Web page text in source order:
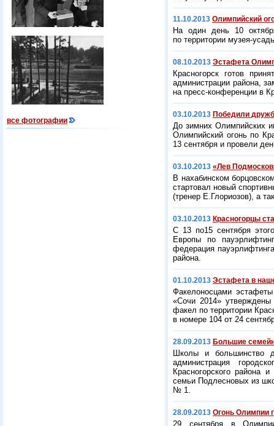
все фотографии
11.10.2013 Олимпийский
На один день 10
по территории музея-
08.10.2013 Эстафета
Красногорск готов
администрации района,
на пресс-конференции в
03.10.2013 Победили
До зимних Олимпийских
Олимпийский огонь по
13 сентября и провели
03.10.2013 «Лев
В нахабинском
стартовал новый
(тренер Е.Глориозов), а
03.10.2013 Красногорцы
С 13 по15 сентября
Европы по
федерация
района.
01.10.2013 Эстафета в
Факелоносцами
«Сочи 2014»
факел по территории
в номере 104 от 24
28.09.2013 Большие
Школы и большинство
администрация
Красногорского района
семьи Подлесновых из
№ 1.
28.09.2013 Огонь Олимпии
29 сентября в